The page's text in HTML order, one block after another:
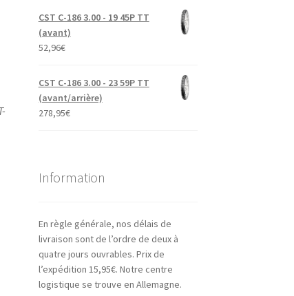
CST C-186 3.00 - 19 45P TT
(avant)
52,96€
CST C-186 3.00 - 23 59P TT
(avant/arrière)
278,95€
Information
En règle générale, nos délais de
livraison sont de l’ordre de deux à
quatre jours ouvrables. Prix de
l’expédition 15,95€. Notre centre
logistique se trouve en Allemagne.